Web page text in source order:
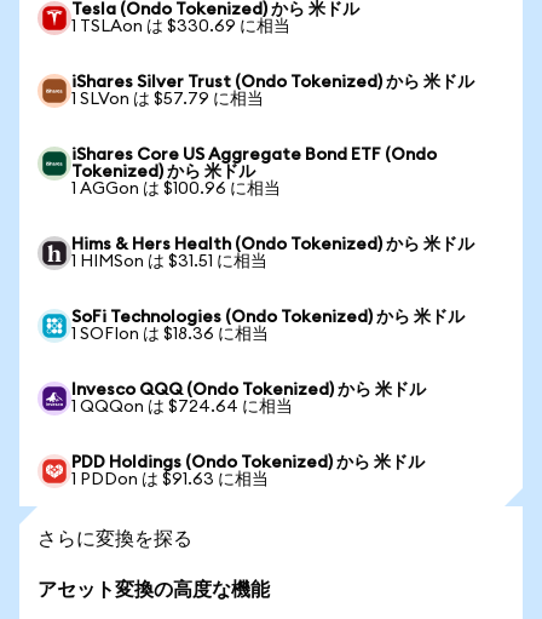
Tesla (Ondo Tokenized) から 米ドル
1 TSLAon は $330.69 に相当
iShares Silver Trust (Ondo Tokenized) から 米ドル
1 SLVon は $57.79 に相当
iShares Core US Aggregate Bond ETF (Ondo
Tokenized) から 米ドル
1 AGGon は $100.96 に相当
Hims & Hers Health (Ondo Tokenized) から 米ドル
1 HIMSon は $31.51 に相当
SoFi Technologies (Ondo Tokenized) から 米ドル
1 SOFIon は $18.36 に相当
Invesco QQQ (Ondo Tokenized) から 米ドル
1 QQQon は $724.64 に相当
PDD Holdings (Ondo Tokenized) から 米ドル
1 PDDon は $91.63 に相当
さらに変換を探る
アセット変換の高度な機能